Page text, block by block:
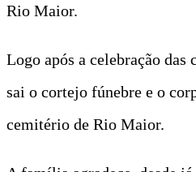
Rio Maior.
Logo após a celebração
sai o cortejo fúnebre e o
cemitério de Rio Maior.